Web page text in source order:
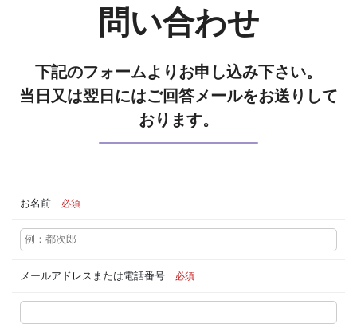
問い合わせ
下記のフォームよりお申し込み下さい。
当日又は翌日にはご回答メールをお送りして
おります。
お名前 必須
メールアドレスまたは電話番号 必須